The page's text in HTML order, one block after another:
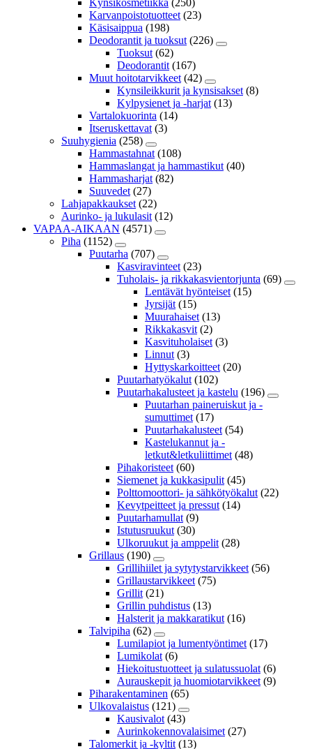
Kynsikosmetiikka (250)
Karvanpoistotuotteet (23)
Käsisaippua (198)
Deodorantit ja tuoksut (226)
Tuoksut (62)
Deodorantit (167)
Muut hoitotarvikkeet (42)
Kynsileikkurit ja kynsisakset (8)
Kylpysienet ja -harjat (13)
Vartalokuorinta (14)
Itseruskettavat (3)
Suuhygienia (258)
Hammastahnat (108)
Hammaslangat ja hammastikut (40)
Hammasharjat (82)
Suuvedet (27)
Lahjapakkaukset (22)
Aurinko- ja lukulasit (12)
VAPAA-AIKAAN (4571)
Piha (1152)
Puutarha (707)
Kasviravinteet (23)
Tuholais- ja rikkakasvientorjunta (69)
Lentävät hyönteiset (15)
Jyrsijät (15)
Muurahaiset (13)
Rikkakasvit (2)
Kasvituholaiset (3)
Linnut (3)
Hyttyskarkoitteet (20)
Puutarhatyökalut (102)
Puutarhakalusteet ja kastelu (196)
Puutarhan paineruiskut ja -
sumuttimet (17)
Puutarhakalusteet (54)
Kastelukannut ja -
letkut&letkuliittimet (48)
Pihakoristeet (60)
Siemenet ja kukkasipulit (45)
Polttomoottori- ja sähkötyökalut (22)
Kevytpeitteet ja pressut (14)
Puutarhamullat (9)
Istutusruukut (30)
Ulkoruukut ja amppelit (28)
Grillaus (190)
Grillihiilet ja sytytystarvikkeet (56)
Grillaustarvikkeet (75)
Grillit (21)
Grillin puhdistus (13)
Halsterit ja makkaratikut (16)
Talvipiha (62)
Lumilapiot ja lumentyöntimet (17)
Lumikolat (6)
Hiekoitustuotteet ja sulatussuolat (6)
Aurauskepit ja huomiotarvikkeet (9)
Piharakentaminen (65)
Ulkovalaistus (121)
Kausivalot (43)
Aurinkokennovalaisimet (27)
Talomerkit ja -kyltit (13)